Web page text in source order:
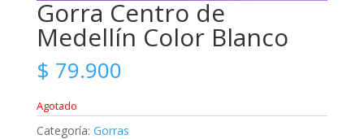
Gorra Centro de
Medellín Color Blanco
$ 79.900
Agotado
Categoría: Gorras